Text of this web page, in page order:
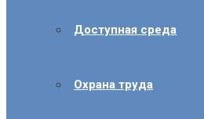
Доступная среда
Охрана труда